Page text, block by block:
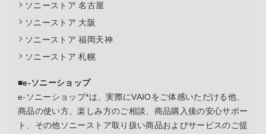
ソニーストア 名古屋
ソニーストア 大阪
ソニーストア 福岡天神
ソニーストア 札幌
■e-ソニーショップ
e-ソニーショップ*は、実際にVAIOをご体感いただける他、
商品の使い方、楽しみ方のご相談、商品購入後の安心サポー
ト、その他ソニーストア取り扱い商品およびサービスのご提